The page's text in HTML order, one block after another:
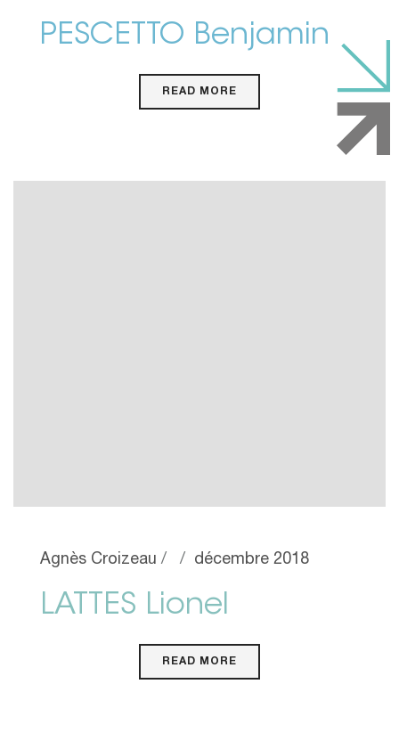
PESCETTO Benjamin
READ MORE
Agnès Croizeau décembre 2018
LATTES Lionel
READ MORE